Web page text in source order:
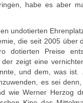
habe es aber
undotierten
die seit 2005 über
dotierten Preise
zeigt eine
und dem, was ist.
es sei
wie Werner Herzog